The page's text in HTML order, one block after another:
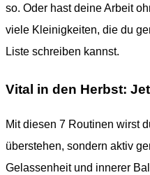
so. Oder hast deine Arbeit
viele Kleinigkeiten, die du
Liste schreiben kannst.
Vital in den Herbst:
Mit diesen 7 Routinen wirst
überstehen, sondern aktiv
Gelassenheit und innerer